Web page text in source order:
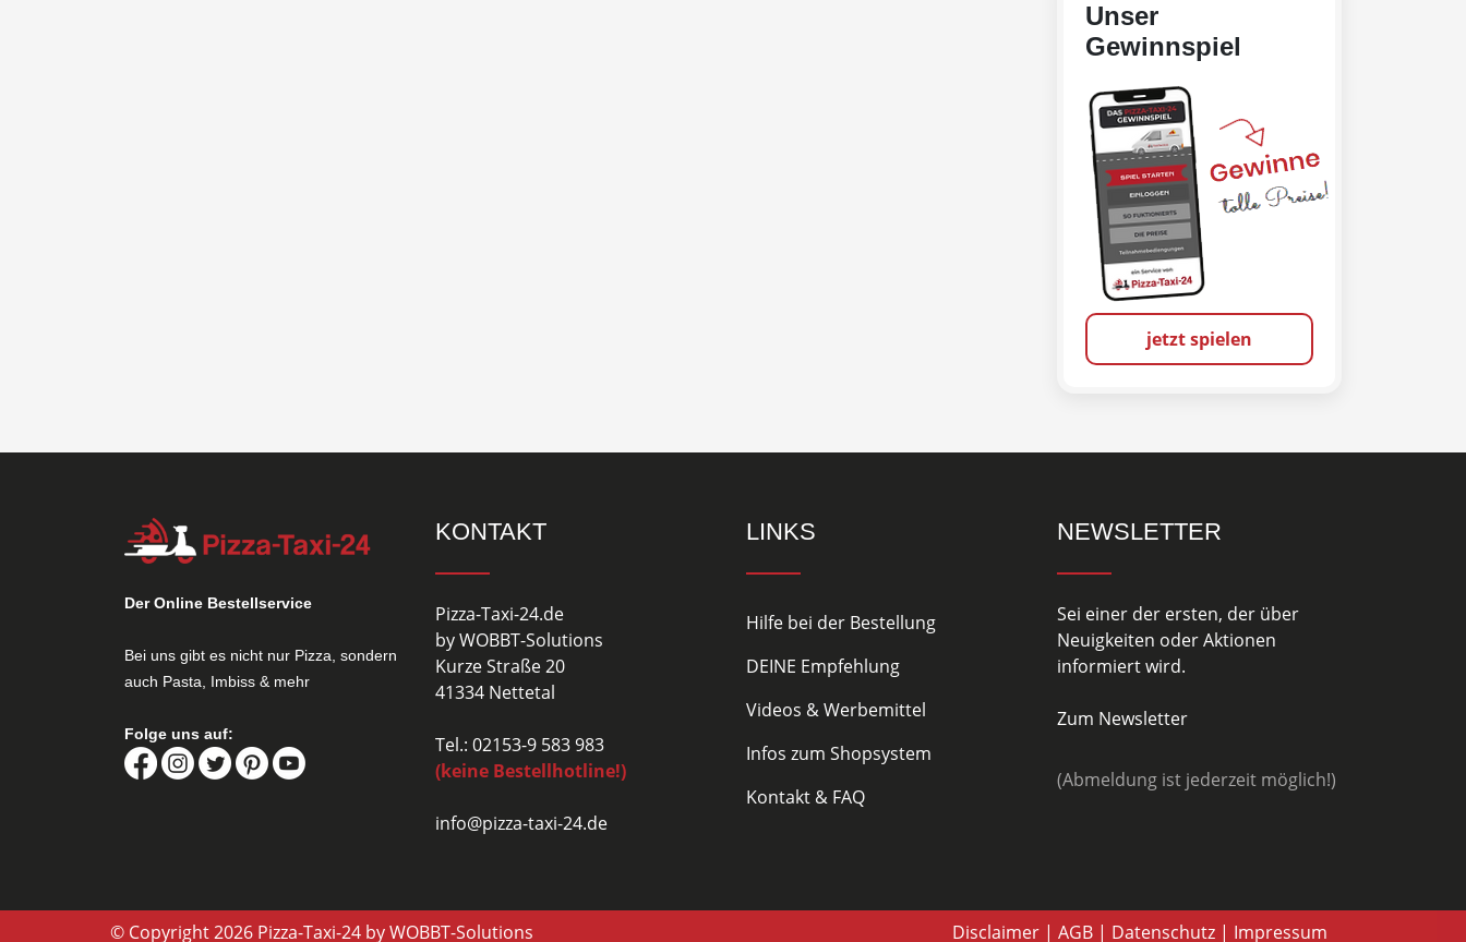
Unser
Gewinnspiel
jetzt spielen
Der Online Bestellservice
Bei uns gibt es nicht nur Pizza, sondern
auch Pasta, Imbiss & mehr
Folge uns auf:
KONTAKT
Pizza-Taxi-24.de
by WOBBT-Solutions
Kurze Straße 20
41334 Nettetal
Tel.: 02153-9 583 983
(keine Bestellhotline!)
info@pizza-taxi-24.de
LINKS
Hilfe bei der Bestellung
DEINE Empfehlung
Videos & Werbemittel
Infos zum Shopsystem
Kontakt & FAQ
NEWSLETTER
Sei einer der ersten, der über
Neuigkeiten oder Aktionen
informiert wird.
Zum Newsletter
(Abmeldung ist jederzeit möglich!)
© Copyright 2026 Pizza-Taxi-24 by WOBBT-Solutions Disclaimer| AGB| Datenschutz| Impressum